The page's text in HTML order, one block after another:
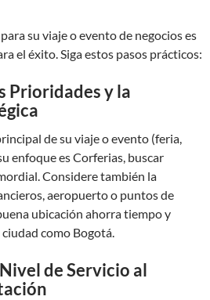
su viaje o evento de negocios es
el éxito. Siga estos pasos prácticos:
Prioridades y la
de su viaje o evento (feria,
enfoque es Corferias, buscar
Considere también la
aeropuerto o puntos de
ubicación ahorra tiempo y
como Bogotá.
de Servicio al